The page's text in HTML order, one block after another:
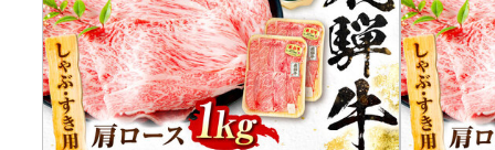
ふるさと納税の基礎知識